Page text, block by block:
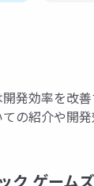
発効率を改
の紹介や開
ク ゲーム